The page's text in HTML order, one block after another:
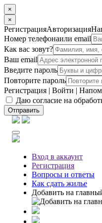
×
×
РегистрацияАвторизация
Номер телефонаили email
Как вас зовут?
Ваш email
Введите пароль
Повторите пароль
Регистрация | Войти |
Даю согласие на
Отправить
Вход в аккаунт
Регистрация
Вопросы и ответы
Как сдать жилье
Добавить на